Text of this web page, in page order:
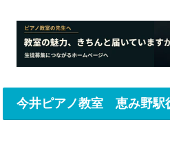
今井ピアノ教室 恵み野駅